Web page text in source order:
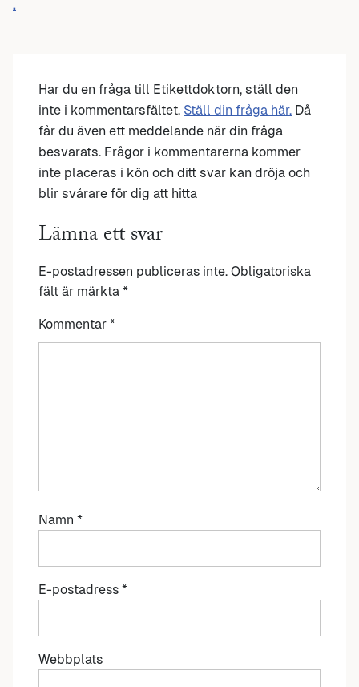
.
Har du en fråga till Etikettdoktorn, ställ den
inte i kommentarsfältet. Ställ din fråga här. Då
får du även ett meddelande när din fråga
besvarats. Frågor i kommentarerna kommer
inte placeras i kön och ditt svar kan dröja och
blir svårare för dig att hitta
Lämna ett svar
E-postadressen publiceras inte. Obligatoriska
fält är märkta *
Kommentar *
Namn *
E-postadress *
Webbplats